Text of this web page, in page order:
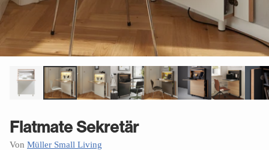
Flatmate Sekretär
Von Müller Small Living